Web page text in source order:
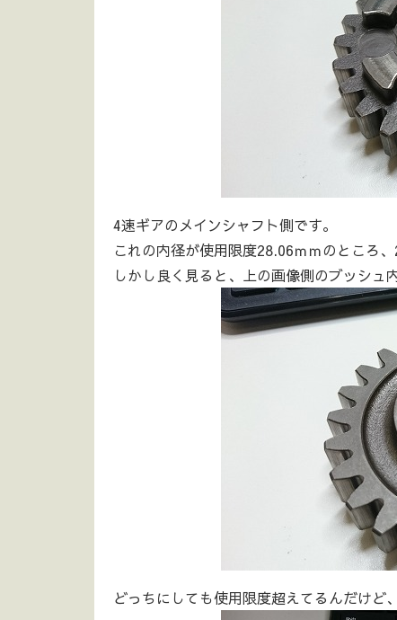
4速ギアのメインシャフト側です。
これの内径が使用限度28.06ｍｍのところ
しかし良く見ると、上の画像側のブッシ
どっちにしても使用限度超えてるんだけど